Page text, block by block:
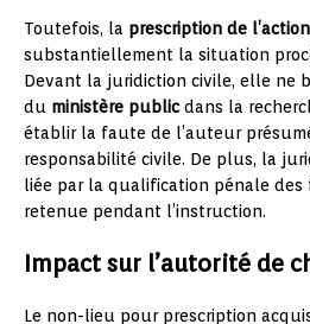
Toutefois, la prescription de
substantiellement la situation
Devant la juridiction civile, elle ne
du ministère publicdans la
établir la faute de l’auteur
responsabilité civile. De plus, la
liée par la qualification pénale
retenue pendant l’instruction.
Impact sur l’autorité de
Le non-lieu pour prescription